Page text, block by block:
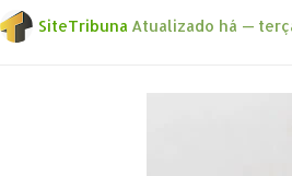
SiteTribuna Atualizado há —